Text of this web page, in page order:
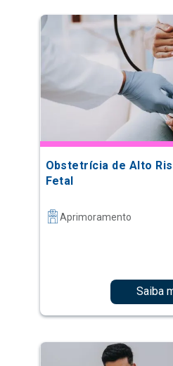
Obstetrícia de Alto
Fetal
Aprimoramento
Saiba